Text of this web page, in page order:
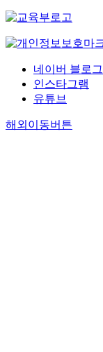
네이버 블로그
인스타그램
유튜브
해외이동버튼